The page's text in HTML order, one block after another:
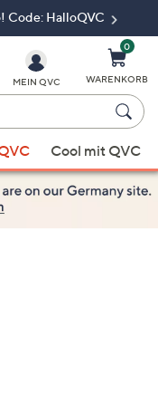
Code: HalloQVC
MEIN QVC
0
WARENKORB
Cool mit QVC